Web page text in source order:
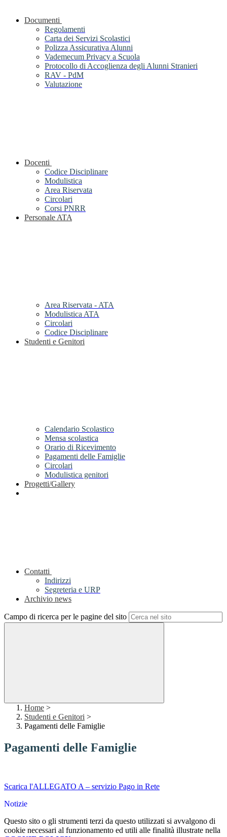
Documenti
Regolamenti
Carta dei Servizi Scolastici
Polizza Assicurativa Alunni
Vademecum Privacy a Scuola
Protocollo di Accoglienza degli Alunni Stranieri
RAV - PdM
Valutazione
Docenti
Codice Disciplinare
Modulistica
Area Riservata
Circolari
Corsi PNRR
Personale ATA
Area Riservata - ATA
Modulistica ATA
Circolari
Codice Disciplinare
Studenti e Genitori
Calendario Scolastico
Mensa scolastica
Orario di Ricevimento
Pagamenti delle Famiglie
Circolari
Modulistica genitori
Progetti/Gallery
Contatti
Indirizzi
Segreteria e URP
Archivio news
Campo di ricerca per le pagine del sito
Home >
Studenti e Genitori >
Pagamenti delle Famiglie
Pagamenti delle Famiglie
Scarica l'ALLEGATO A – servizio Pago in Rete
Notizie
Questo sito o gli strumenti terzi da questo utilizzati si avvalgono di
cookie necessari al funzionamento ed utili alle finalità illustrate nella